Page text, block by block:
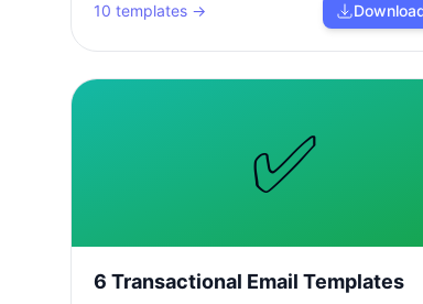
10 templates →
✅
6 Transactional Email Templates